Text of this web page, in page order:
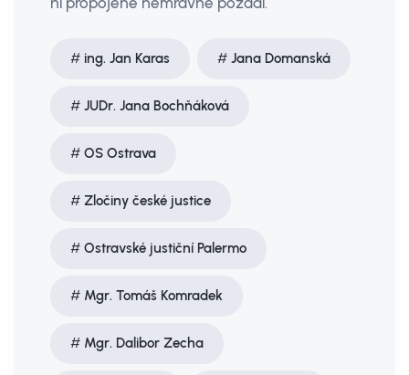
ing. Jan Karas Jana Domanská
JUDr. Jana Bochňáková
OS Ostrava
Zločiny české justice
Ostravské justiční Palermo
Mgr. Tomáš Komradek
Mgr. Dalibor Zecha